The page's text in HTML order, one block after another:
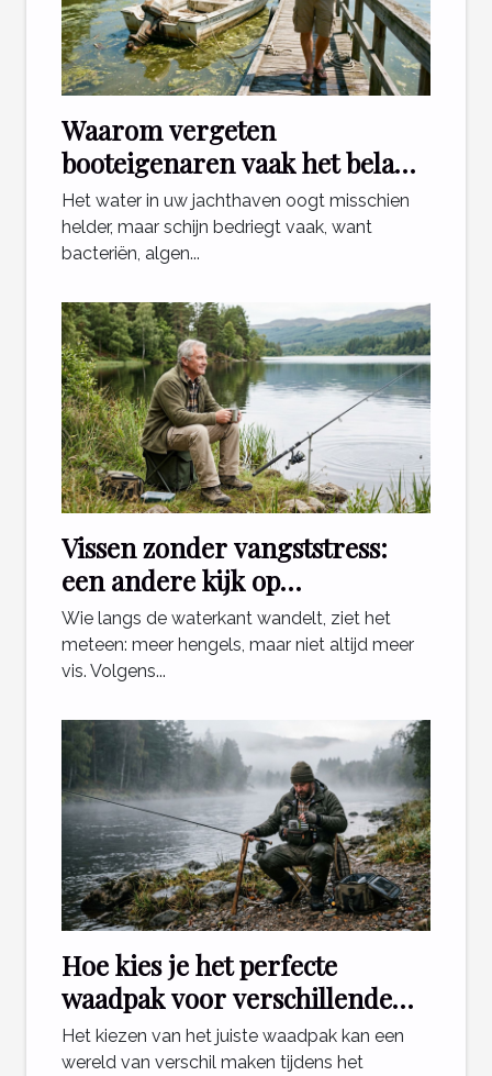
Waarom vergeten
booteigenaren vaak het belang
van waterkwaliteit?
Het water in uw jachthaven oogt misschien
helder, maar schijn bedriegt vaak, want
bacteriën, algen...
Vissen zonder vangststress:
een andere kijk op
ontspanning aan het water
Wie langs de waterkant wandelt, ziet het
meteen: meer hengels, maar niet altijd meer
vis. Volgens...
Hoe kies je het perfecte
waadpak voor verschillende
visomstandigheden?
Het kiezen van het juiste waadpak kan een
wereld van verschil maken tijdens het